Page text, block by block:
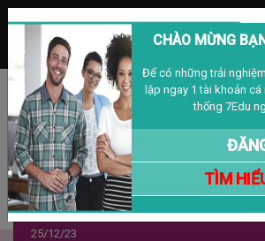
MENU
Đăng nhập Đăng ký
Học Bổng 100% - KTH Royal
Technology, Thụy Điển
25/12/23
CHÀO MỪNG
Để có những trải
lập ngay 1 tài khoản cá
thống 7Edu
TÌM